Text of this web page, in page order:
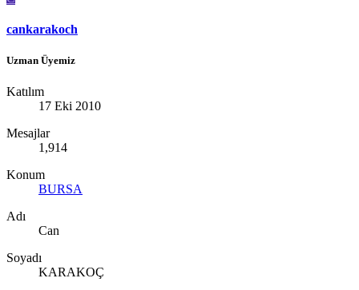
cankarakoch
Uzman Üyemiz
Katılım
17 Eki 2010
Mesajlar
1,914
Konum
BURSA
Adı
Can
Soyadı
KARAKOÇ